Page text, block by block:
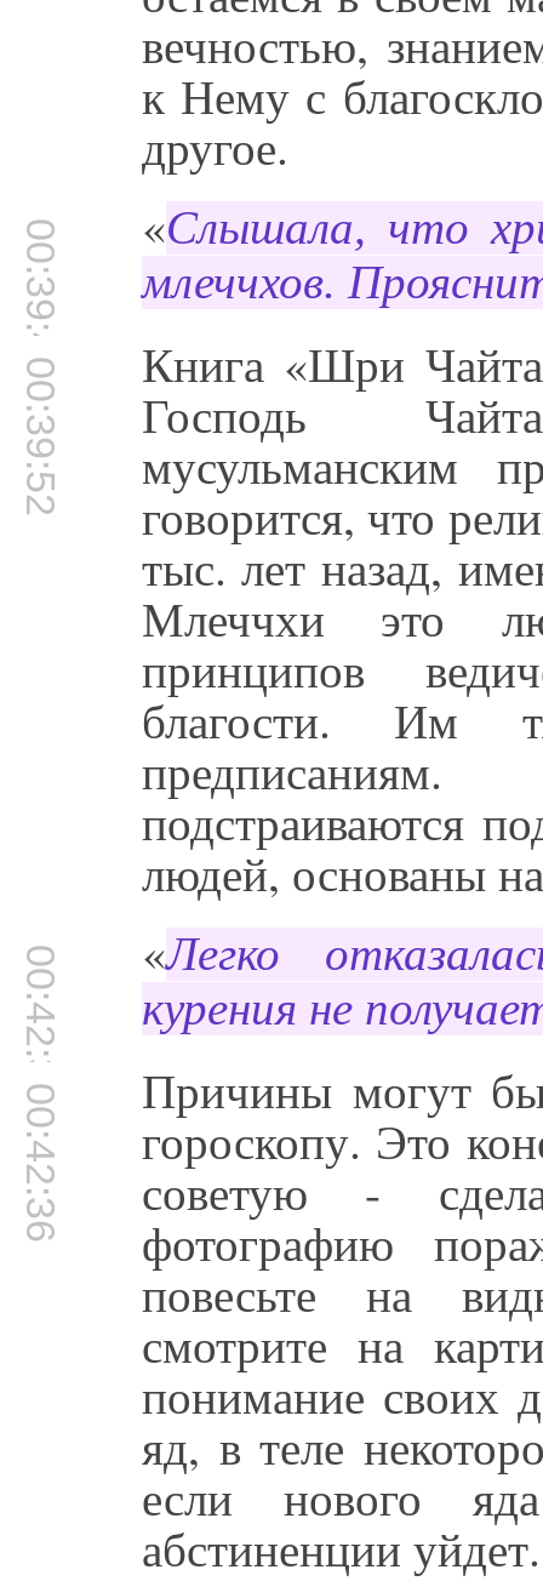
вечностью,
к Нему с
другое.
00:39:42 «Слышала, что
млеччхов.
00:39:52 Книга «Шри
Господь
мусульманским
говорится, что
тыс. лет назад,
Млеччхи это
принципов
благости. Им
подстраиваются
людей, основаны
00:42:30 «Легко
курения не
00:42:36 Причины могут
гороскопу. Это
советую -
фотографию
повесьте на
смотрите на
понимание своих
яд, в теле
если нового
абстиненции уйдет.